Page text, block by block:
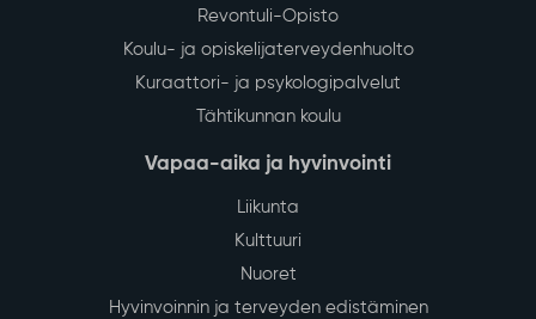
Revontuli-Opisto
Koulu- ja opiskelijaterveydenhuolto
Kuraattori- ja psykologipalvelut
Tähtikunnan koulu
Vapaa-aika ja hyvinvointi
Liikunta
Kulttuuri
Nuoret
Hyvinvoinnin ja terveyden edistäminen